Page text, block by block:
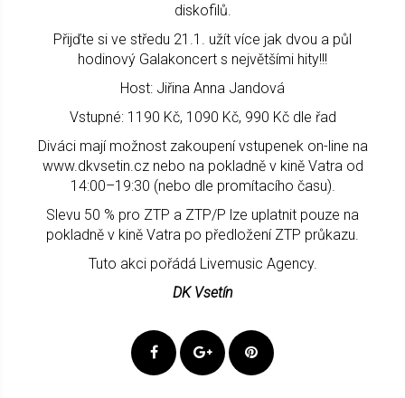
diskofilů.
Přijďte si ve středu 21.1. užít více jak dvou a půl
hodinový Galakoncert s největšími hity!!!
Host: Jiřina Anna Jandová
Vstupné: 1190 Kč, 1090 Kč, 990 Kč dle řad
Diváci mají možnost zakoupení vstupenek on-line na
www.dkvsetin.cz nebo na pokladně v kině Vatra od
14:00–19:30 (nebo dle promítacího času).
Slevu 50 % pro ZTP a ZTP/P lze uplatnit pouze na
pokladně v kině Vatra po předložení ZTP průkazu.
Tuto akci pořádá Livemusic Agency.
DK Vsetín